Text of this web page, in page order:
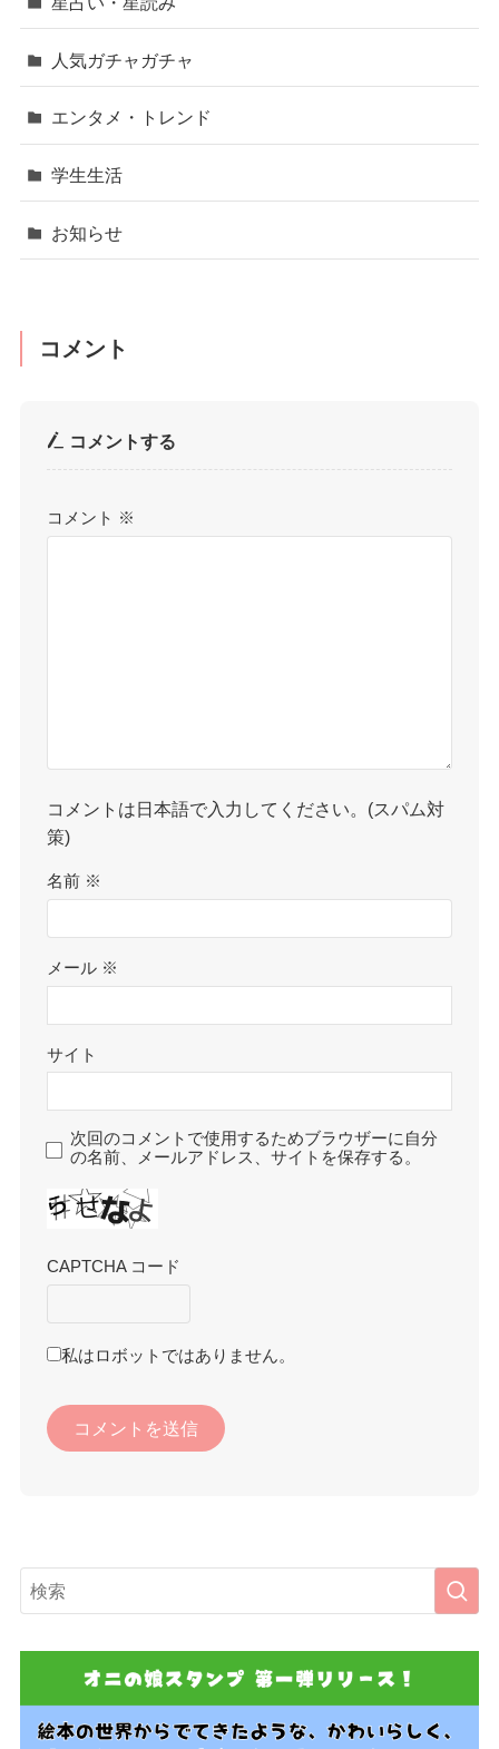
人気ガチャガチャ
エンタメ・トレンド
学生生活
お知らせ
コメント
コメントする
コメント ※
コメントは日本語で入力してください。(スパム対
策)
名前 ※
メール ※
サイト
次回のコメントで使用するためブラウザーに自分
の名前、メールアドレス、サイトを保存する。
CAPTCHA コード
私はロボットではありません。